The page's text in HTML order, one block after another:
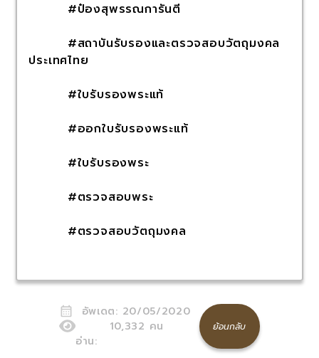
#ป๋องสุพรรณการันตี
#สถาบันรับรองและตรวจสอบวัตถุมงคล
ประเทศไทย
#ใบรับรองพระแท้
#ออกใบรับรองพระแท้
#ใบรับรองพระ
#ตรวจสอบพระ
#ตรวจสอบวัตถุมงคล
อัพเดต: 20/05/2020
อ่าน:
10,332 คน ย้อนกลับ